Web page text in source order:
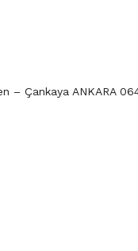
– Çankaya ANKARA